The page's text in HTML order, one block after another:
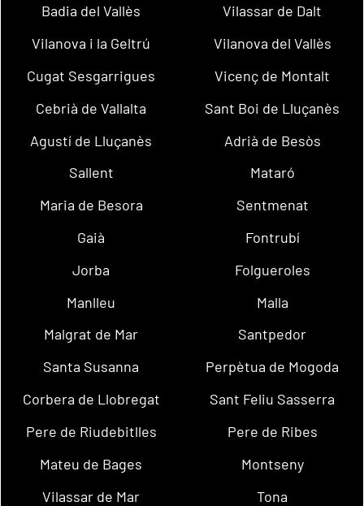
Badia del Vallès
Vilassar de Dalt
Vilanova i la Geltrú
Vilanova del Vallès
Cugat Sesgarrigues
Vicenç de Montalt
Cebrià de Vallalta
Sant Boi de Lluçanès
Agustí de Lluçanès
Adrià de Besòs
Sallent
Mataró
Maria de Besora
Sentmenat
Gaià
Fontrubí
Jorba
Folgueroles
Manlleu
Malla
Malgrat de Mar
Santpedor
Santa Susanna
Perpètua de Mogoda
Corbera de Llobregat
Sant Feliu Sasserra
Pere de Riudebitlles
Pere de Ribes
Mateu de Bages
Montseny
Vilassar de Mar
Tona